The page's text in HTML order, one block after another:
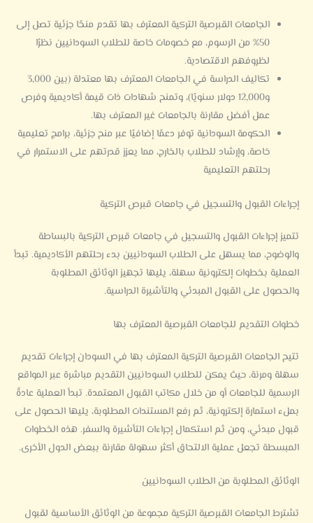
الجامعات القبرصية التركية المعترف بها تقدم منحًا جزئية تصل إلى
50% من الرسوم، مع خصومات خاصة للطلاب السودانيين نظرًا
لظروفهم الاقتصادية.
تكاليف الدراسة في الجامعات المعترف بها معتدلة (بين 3,000
و12,000 دولار سنويًا)، وتمنح شهادات ذات قيمة أكاديمية وفرص
عمل أفضل مقارنة بالجامعات غير المعترف بها.
الحكومة السودانية توفر دعمًا إضافيًا عبر منح جزئية، برامج تعليمية
خاصة، وإرشاد للطلاب بالخارج، مما يعزز قدرتهم على الاستمرار في
رحلتهم التعليمية
إجراءات القبول والتسجيل في جامعات قبرص التركية
تتميز إجراءات القبول والتسجيل في جامعات قبرص التركية بالبساطة
والوضوح، مما يسهل على الطلاب السودانيين بدء رحلتهم الأكاديمية. تبدأ
العملية بخطوات إلكترونية سهلة، يليها تجهيز الوثائق المطلوبة
والحصول على القبول المبدئي والتأشيرة الدراسية.
خطوات التقديم للجامعات القبرصية المعترف بها
تتيح الجامعات القبرصية التركية المعترف بها في السودان إجراءات تقديم
سهلة ومرنة، حيث يمكن للطلاب السودانيين التقديم مباشرة عبر المواقع
الرسمية للجامعات أو من خلال مكاتب القبول المعتمدة. تبدأ العملية عادةً
بملء استمارة إلكترونية، ثم رفع المستندات المطلوبة، يليها الحصول على
قبول مبدئي، ومن ثم استكمال إجراءات التأشيرة والسفر. هذه الخطوات
المبسطة تجعل عملية الالتحاق أكثر سهولة مقارنة ببعض الدول الأخرى.
الوثائق المطلوبة من الطلاب السودانيين
تشترط الجامعات القبرصية التركية مجموعة من الوثائق الأساسية لقبول